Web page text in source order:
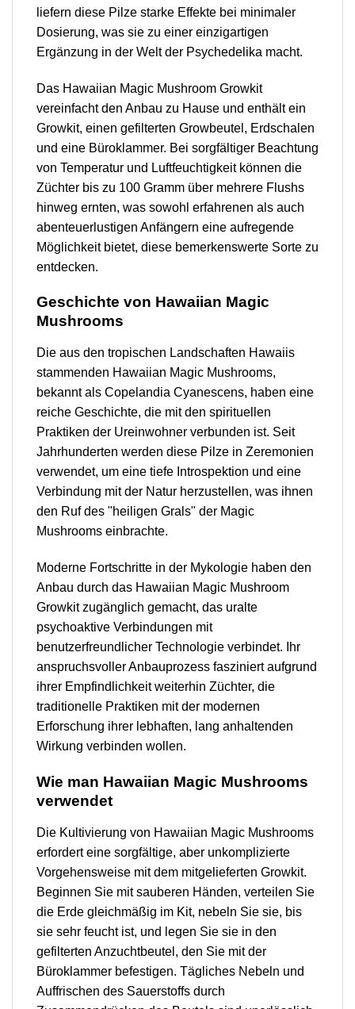
liefern diese Pilze starke Effekte bei minimaler
Dosierung, was sie zu einer einzigartigen
Ergänzung in der Welt der Psychedelika macht.
Das Hawaiian Magic Mushroom Growkit
vereinfacht den Anbau zu Hause und enthält ein
Growkit, einen gefilterten Growbeutel, Erdschalen
und eine Büroklammer. Bei sorgfältiger Beachtung
von Temperatur und Luftfeuchtigkeit können die
Züchter bis zu 100 Gramm über mehrere Flushs
hinweg ernten, was sowohl erfahrenen als auch
abenteuerlustigen Anfängern eine aufregende
Möglichkeit bietet, diese bemerkenswerte Sorte zu
entdecken.
Geschichte von Hawaiian Magic
Mushrooms
Die aus den tropischen Landschaften Hawaiis
stammenden Hawaiian Magic Mushrooms,
bekannt als Copelandia Cyanescens, haben eine
reiche Geschichte, die mit den spirituellen
Praktiken der Ureinwohner verbunden ist. Seit
Jahrhunderten werden diese Pilze in Zeremonien
verwendet, um eine tiefe Introspektion und eine
Verbindung mit der Natur herzustellen, was ihnen
den Ruf des "heiligen Grals" der Magic
Mushrooms einbrachte.
Moderne Fortschritte in der Mykologie haben den
Anbau durch das Hawaiian Magic Mushroom
Growkit zugänglich gemacht, das uralte
psychoaktive Verbindungen mit
benutzerfreundlicher Technologie verbindet. Ihr
anspruchsvoller Anbauprozess fasziniert aufgrund
ihrer Empfindlichkeit weiterhin Züchter, die
traditionelle Praktiken mit der modernen
Erforschung ihrer lebhaften, lang anhaltenden
Wirkung verbinden wollen.
Wie man Hawaiian Magic Mushrooms
verwendet
Die Kultivierung von Hawaiian Magic Mushrooms
erfordert eine sorgfältige, aber unkomplizierte
Vorgehensweise mit dem mitgelieferten Growkit.
Beginnen Sie mit sauberen Händen, verteilen Sie
die Erde gleichmäßig im Kit, nebeln Sie sie, bis
sie sehr feucht ist, und legen Sie sie in den
gefilterten Anzuchtbeutel, den Sie mit der
Büroklammer befestigen. Tägliches Nebeln und
Auffrischen des Sauerstoffs durch